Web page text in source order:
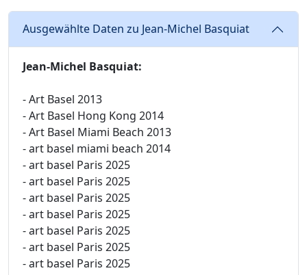
Ausgewählte Daten zu Jean-Michel Basquiat
Jean-Michel Basquiat:
- Art Basel 2013
- Art Basel Hong Kong 2014
- Art Basel Miami Beach 2013
- art basel miami beach 2014
- art basel Paris 2025
- art basel Paris 2025
- art basel Paris 2025
- art basel Paris 2025
- art basel Paris 2025
- art basel Paris 2025
- art basel Paris 2025